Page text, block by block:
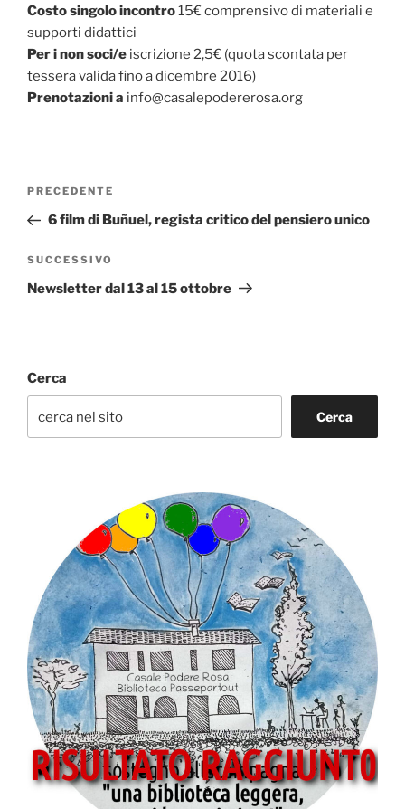
Costo singolo incontro15€ comprensivo di materiali e
supporti didattici
Per i non soci/e iscrizione 2,5€ (quota scontata per
tessera valida fino a dicembre 2016)
Prenotazioni a info@casalepodererosa.org
Navigazione
Articolo
precedente:
PRECEDENTE
6 film di Buñuel, regista critico del pensiero unico
Articolo
successivo
SUCCESSIVO
Newsletter dal 13 al 15 ottobre
Cerca
Cerca